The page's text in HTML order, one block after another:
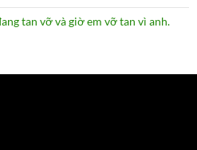
tan vỡ và giờ em vỡ tan vì anh.